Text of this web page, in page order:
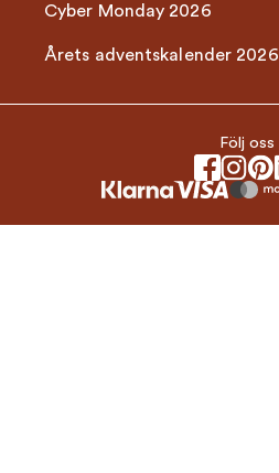
Cyber Monday 2026
Årets adventskalender 2026
Följ oss